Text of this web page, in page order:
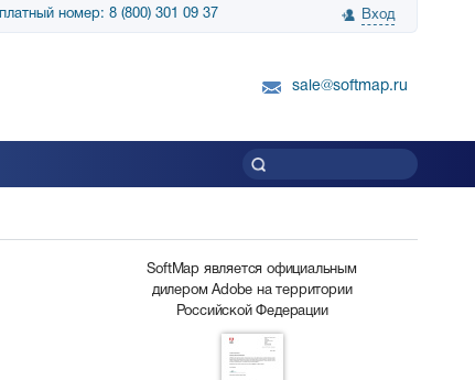
номер: 8 (800) 301 09 37 Вход
благодарность SoftMap за помощь в
sale@softmap.ru
SoftMap является официальным
дилером Adobe на территории
Российской Федерации